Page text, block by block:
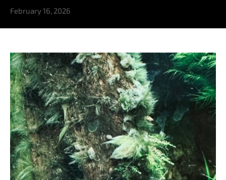
February 16, 2026